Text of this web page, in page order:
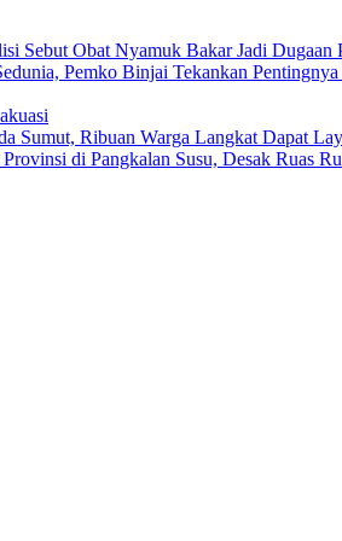
Sebut Obat Nyamuk Bakar Jadi Dugaan
Pemko Binjai Tekankan Pentingnya
Sumut, Ribuan Warga Langkat Dapat
di Pangkalan Susu, Desak Ruas